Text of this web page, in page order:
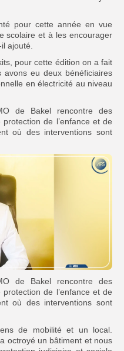
pour cette année en vue
scolaire et à les encourager
ajouté.
pour cette édition on a fait
eu deux bénéficiaires
en électricité au niveau
de Bakel rencontre des
de l’enfance et de
où des interventions sont
de Bakel rencontre des
de l’enfance et de
où des interventions sont
de mobilité et un local.
octroyé un bâtiment et nous